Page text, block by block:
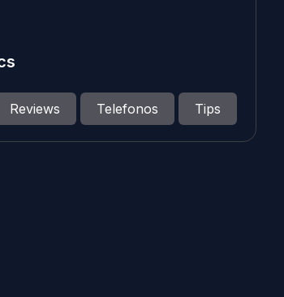
Reviews Telefonos Tips